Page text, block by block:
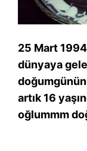
25 Mart
dünyaya
artık 16
oğlummm